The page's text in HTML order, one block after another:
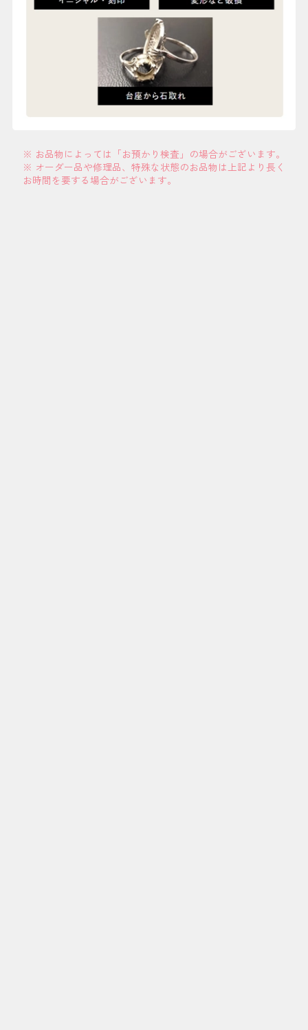
※ お品物によっては「お預かり検査」の場合がございます。
※ オーダー品や修理品、特殊な状態のお品物は上記より長く
お時間を要する場合がございます。